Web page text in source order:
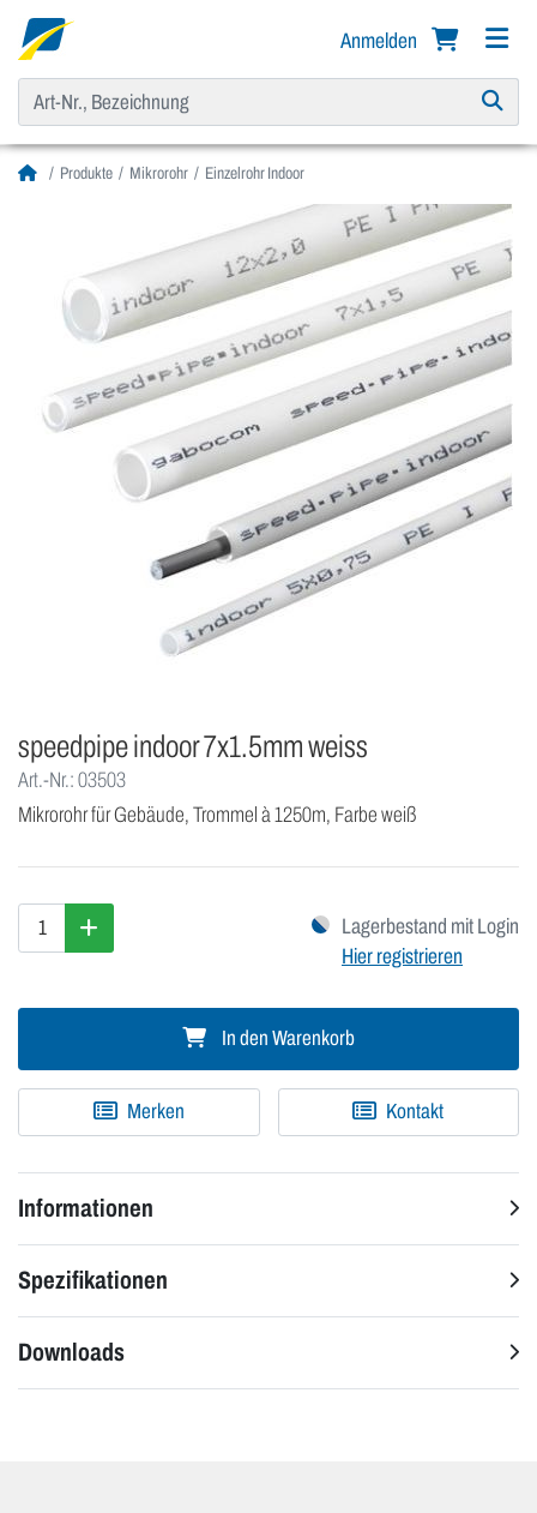
Anmelden
Produkte Mikrorohr Einzelrohr Indoor
speedpipe indoor 7x1.5mm weiss
Art.-Nr.: 03503
Mikrorohr für Gebäude, Trommel à 1250m, Farbe weiß
Lagerbestand mit Login
Hier registrieren
In den Warenkorb
Merken Kontakt
Informationen
Spezifikationen
Downloads